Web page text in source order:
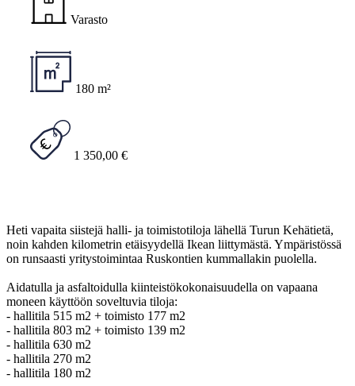
Varasto
180 m²
1 350,00 €
Heti vapaita siistejä halli- ja toimistotiloja lähellä Turun Kehätietä,
noin kahden kilometrin etäisyydellä Ikean liittymästä. Ympäristössä
on runsaasti yritystoimintaa Ruskontien kummallakin puolella.
Aidatulla ja asfaltoidulla kiinteistökokonaisuudella on vapaana
moneen käyttöön soveltuvia tiloja:
- hallitila 515 m2 + toimisto 177 m2
- hallitila 803 m2 + toimisto 139 m2
- hallitila 630 m2
- hallitila 270 m2
- hallitila 180 m2